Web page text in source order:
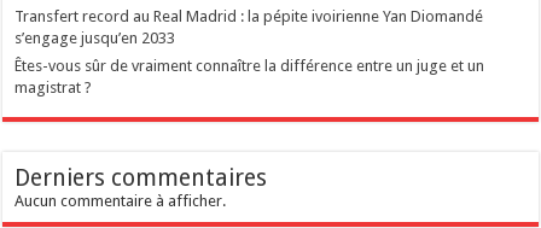
Transfert record au Real Madrid : la pépite ivoirienne Yan Diomandé
s’engage jusqu’en 2033
Êtes-vous sûr de vraiment connaître la différence entre un juge et un
magistrat ?
Derniers commentaires
Aucun commentaire à afficher.